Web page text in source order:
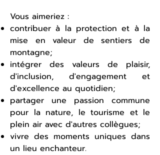
Vous aimeriez :
contribuer à la protection et à la
mise en valeur de sentiers de
montagne;
intégrer des valeurs de plaisir,
d'inclusion, d'engagement et
d'excellence au quotidien;
partager une passion commune
pour la nature, le tourisme et le
plein air avec d'autres collègues;
vivre des moments uniques dans
un lieu enchanteur.